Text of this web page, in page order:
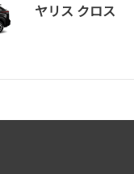
ヤリス クロス